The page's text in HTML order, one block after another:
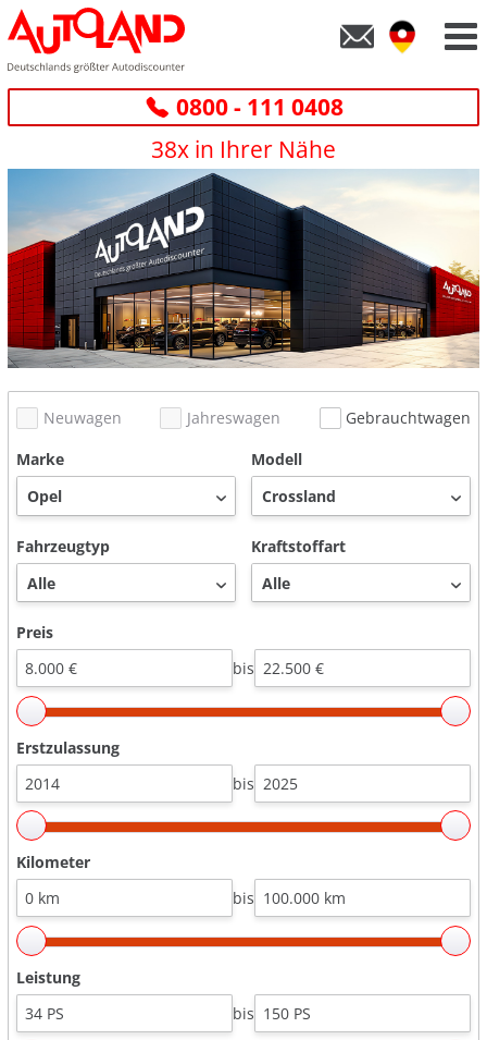
0800 - 111 0408
38x in Ihrer Nähe
Neuwagen Jahreswagen
Gebrauchtwagen
Marke
Modell
Fahrzeugtyp Kraftstoffart
Preis
bis
Erstzulassung
bis
Kilometer
bis
Leistung
bis